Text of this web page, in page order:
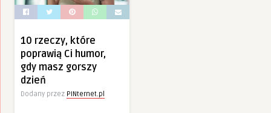
10 rzeczy, które
poprawią Ci humor,
gdy masz gorszy
dzień
Dodany przez PINternet.pl